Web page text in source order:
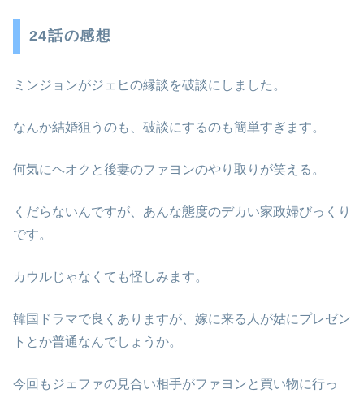
24話の感想
ミンジョンがジェヒの縁談を破談にしました。
なんか結婚狙うのも、破談にするのも簡単すぎます。
何気にヘオクと後妻のファヨンのやり取りが笑える。
くだらないんですが、あんな態度のデカい家政婦びっくり
です。
カウルじゃなくても怪しみます。
韓国ドラマで良くありますが、嫁に来る人が姑にプレゼン
トとか普通なんでしょうか。
今回もジェファの見合い相手がファヨンと買い物に行っ